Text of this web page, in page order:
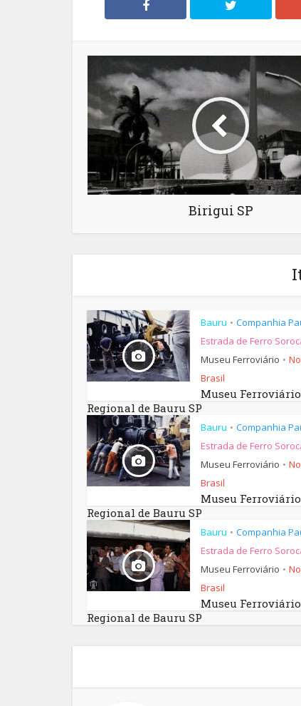
Birigui SP
Bauru • Companhia
Estrada de Ferro
Museu Ferroviário •
Brasil
Museu Ferroviário
Regional de Bauru SP
Bauru • Companhia
Estrada de Ferro
Museu Ferroviário •
Brasil
Museu Ferroviário
Regional de Bauru SP
Bauru • Companhia
Estrada de Ferro
Museu Ferroviário •
Brasil
Museu Ferroviário
Regional de Bauru SP